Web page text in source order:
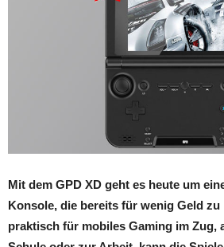
Mit dem GPD XD geht es heute um
Konsole, die bereits für wenig Geld
praktisch für mobiles Gaming im Zug,